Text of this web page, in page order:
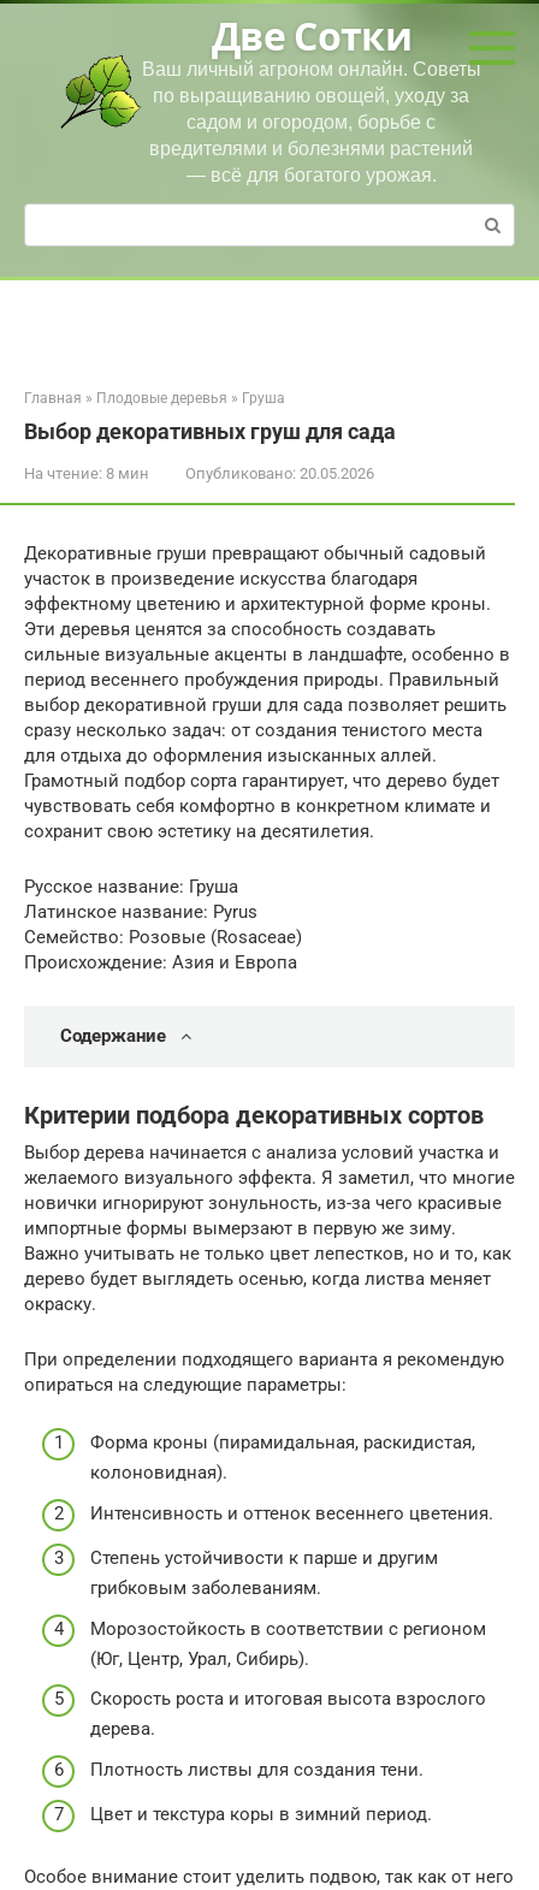
Перейти
Две Сотки
Ваш личный агроном онлайн. Советы
по выращиванию овощей, уходу за
садом и огородом, борьбе с
вредителями и болезнями растений
— всё для богатого урожая.
Поиск:
Главная » Плодовые деревья » Груша
Выбор декоративных груш для сада
На чтение: 8 мин Опубликовано: 20.05.2026
Декоративные груши превращают обычный садовый
участок в произведение искусства благодаря
эффектному цветению и архитектурной форме кроны.
Эти деревья ценятся за способность создавать
сильные визуальные акценты в ландшафте, особенно в
период весеннего пробуждения природы. Правильный
выбор декоративной груши для сада позволяет решить
сразу несколько задач: от создания тенистого места
для отдыха до оформления изысканных аллей.
Грамотный подбор сорта гарантирует, что дерево будет
чувствовать себя комфортно в конкретном климате и
сохранит свою эстетику на десятилетия.
Русское название: Груша
Латинское название: Pyrus
Семейство: Розовые (Rosaceae)
Происхождение: Азия и Европа
Содержание
Критерии подбора декоративных сортов
Выбор дерева начинается с анализа условий участка и
желаемого визуального эффекта. Я заметил, что многие
новички игнорируют зонульность, из-за чего красивые
импортные формы вымерзают в первую же зиму.
Важно учитывать не только цвет лепестков, но и то, как
дерево будет выглядеть осенью, когда листва меняет
окраску.
При определении подходящего варианта я рекомендую
опираться на следующие параметры:
Форма кроны (пирамидальная, раскидистая,
колоновидная).
Интенсивность и оттенок весеннего цветения.
Степень устойчивости к парше и другим
грибковым заболеваниям.
Морозостойкость в соответствии с регионом
(Юг, Центр, Урал, Сибирь).
Скорость роста и итоговая высота взрослого
дерева.
Плотность листвы для создания тени.
Цвет и текстура коры в зимний период.
Особое внимание стоит уделить подвою, так как от него